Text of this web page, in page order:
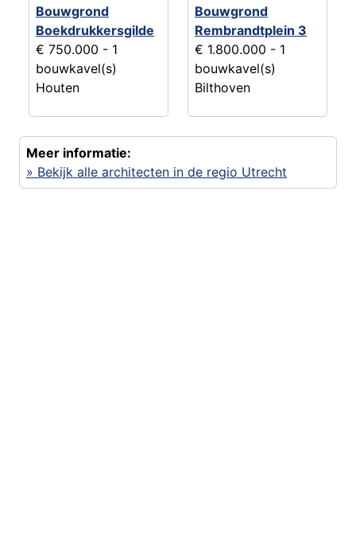
Bouwgrond
Boekdrukkersgilde
€ 750.000 - 1
bouwkavel(s)
Houten
Bouwgrond
Rembrandtplein 3
€ 1.800.000 - 1
bouwkavel(s)
Bilthoven
Meer informatie:
» Bekijk alle architecten in de regio Utrecht